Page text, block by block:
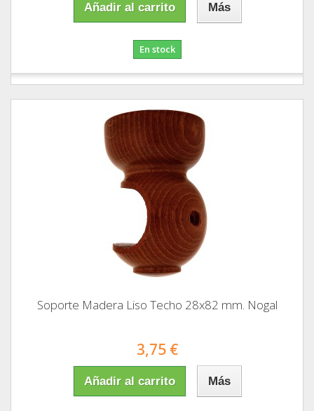
Añadir al carrito Más
En stock
Soporte Madera Liso Techo 28x82 mm. Nogal
3,75 €
Añadir al carrito Más